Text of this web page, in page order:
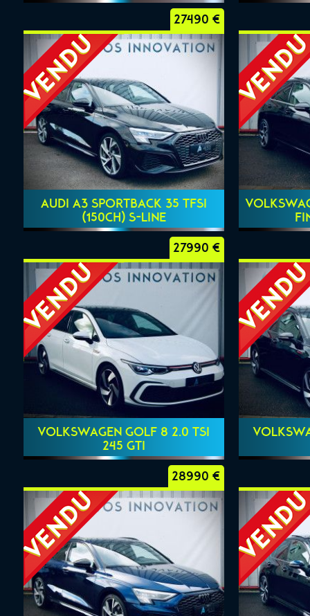
27490 €
AUDI A3 SPORTBACK 35 TFSI
(150ch) S-LINE
27990 €
VOLKSWAGEN GOLF 8 2.0 TSI
245 GTI
28990 €